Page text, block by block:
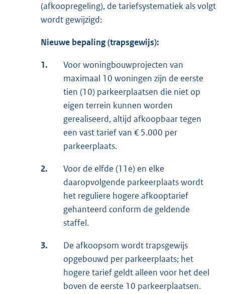
(afkoopregeling), de tariefsystematiek als volgt
wordt gewijzigd:
Nieuwe bepaling (trapsgewijs):
1.
Voor woningbouwprojecten van
maximaal 10 woningen zijn de eerste
tien (10) parkeerplaatsen die niet op
eigen terrein kunnen worden
gerealiseerd, altijd afkoopbaar tegen
een vast tarief van € 5.000 per
parkeerplaats.
2.
Voor de elfde (11e) en elke
daaropvolgende parkeerplaats wordt
het reguliere hogere afkooptarief
gehanteerd conform de geldende
staffel.
3.
De afkoopsom wordt trapsgewijs
opgebouwd per parkeerplaats; het
hogere tarief geldt alleen voor het deel
boven de eerste 10 parkeerplaatsen.